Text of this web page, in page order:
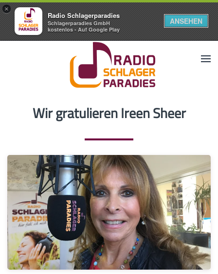
×
Radio Schlagerparadies
Schlagerparadies GmbH
kostenlos - Auf Google Play
ANSEHEN
Wir gratulieren Ireen Sheer